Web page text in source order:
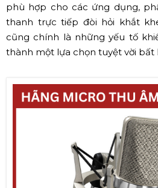
phù hợp cho các ứng dụng,
thanh trực tiếp đòi hỏi khắt
cũng chính là những yếu tố
thành một lựa chọn tuyệt vời bất